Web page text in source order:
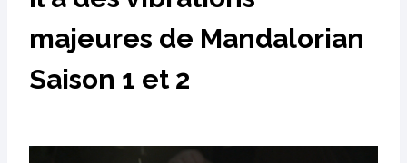
majeures de Mandalorian
Saison 1 et 2